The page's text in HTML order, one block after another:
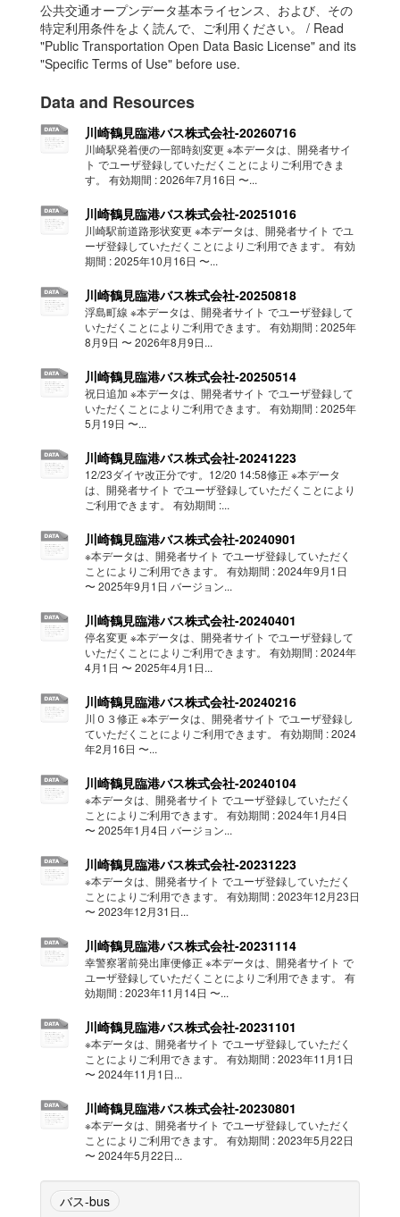
公共交通オープンデータ基本ライセンス、および、その
特定利用条件をよく読んで、ご利用ください。 / Read
"Public Transportation Open Data Basic License" and its
"Specific Terms of Use" before use.
Data and Resources
川崎鶴見臨港バス株式会社-20260716
川崎駅発着便の一部時刻変更 ※本データは、開発者サイ
ト でユーザ登録していただくことによりご利用できま
す。 有効期間 : 2026年7月16日 〜...
川崎鶴見臨港バス株式会社-20251016
川崎駅前道路形状変更 ※本データは、開発者サイト でユ
ーザ登録していただくことによりご利用できます。 有効
期間 : 2025年10月16日 〜...
川崎鶴見臨港バス株式会社-20250818
浮島町線 ※本データは、開発者サイト でユーザ登録して
いただくことによりご利用できます。 有効期間 : 2025年
8月9日 〜 2026年8月9日...
川崎鶴見臨港バス株式会社-20250514
祝日追加 ※本データは、開発者サイト でユーザ登録して
いただくことによりご利用できます。 有効期間 : 2025年
5月19日 〜...
川崎鶴見臨港バス株式会社-20241223
12/23ダイヤ改正分です。12/20 14:58修正 ※本データ
は、開発者サイト でユーザ登録していただくことにより
ご利用できます。 有効期間 :...
川崎鶴見臨港バス株式会社-20240901
※本データは、開発者サイト でユーザ登録していただく
ことによりご利用できます。 有効期間 : 2024年9月1日
〜 2025年9月1日 バージョン...
川崎鶴見臨港バス株式会社-20240401
停名変更 ※本データは、開発者サイト でユーザ登録して
いただくことによりご利用できます。 有効期間 : 2024年
4月1日 〜 2025年4月1日...
川崎鶴見臨港バス株式会社-20240216
川０３修正 ※本データは、開発者サイト でユーザ登録し
ていただくことによりご利用できます。 有効期間 : 2024
年2月16日 〜...
川崎鶴見臨港バス株式会社-20240104
※本データは、開発者サイト でユーザ登録していただく
ことによりご利用できます。 有効期間 : 2024年1月4日
〜 2025年1月4日 バージョン...
川崎鶴見臨港バス株式会社-20231223
※本データは、開発者サイト でユーザ登録していただく
ことによりご利用できます。 有効期間 : 2023年12月23日
〜 2023年12月31日...
川崎鶴見臨港バス株式会社-20231114
幸警察署前発出庫便修正 ※本データは、開発者サイト で
ユーザ登録していただくことによりご利用できます。 有
効期間 : 2023年11月14日 〜...
川崎鶴見臨港バス株式会社-20231101
※本データは、開発者サイト でユーザ登録していただく
ことによりご利用できます。 有効期間 : 2023年11月1日
〜 2024年11月1日...
川崎鶴見臨港バス株式会社-20230801
※本データは、開発者サイト でユーザ登録していただく
ことによりご利用できます。 有効期間 : 2023年5月22日
〜 2024年5月22日...
バス-bus